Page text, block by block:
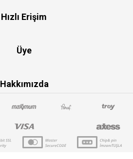
Hızlı Erişim
Üye
Hakkımızda